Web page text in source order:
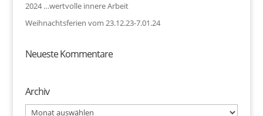
2024 …wertvolle innere Arbeit
Weihnachtsferien vom 23.12.23-7.01.24
Neueste Kommentare
Archiv
Archiv